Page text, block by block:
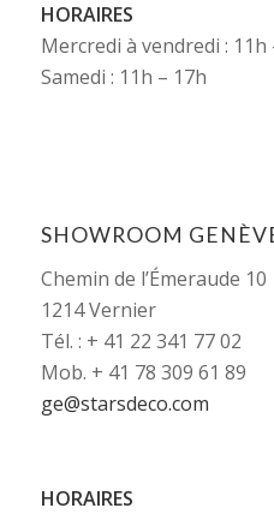
HORAIRES
Mercredi à vendredi : 11h
Samedi : 11h – 17h
SHOWROOM
Chemin de l’Émeraude 10
1214 Vernier
Tél. : + 41 22 341 77 02
Mob. + 41 78 309 61 89
ge@starsdeco.com
HORAIRES